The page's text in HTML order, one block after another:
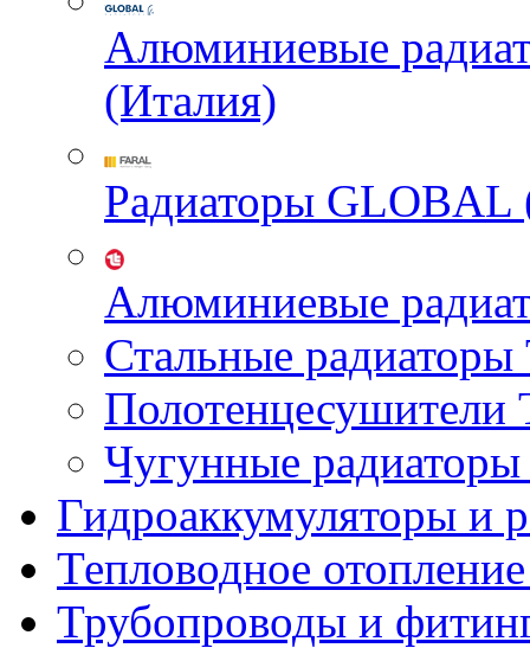
Алюминиевые
(Италия)
Радиаторы GLOBAL
Алюминиевые
Стальные
Чугунные
Гидроаккумуляторы и
Тепловодное
Трубопроводы и